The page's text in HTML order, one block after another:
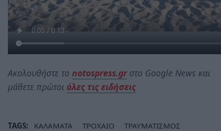
Ακολουθήστε το notospress.grστο Google News και
μάθετε πρώτοι όλες τις ειδήσεις
TAGS: ΚΑΛΑΜΑΤΑ ΤΡΟΧΑΙΟ
ΤΡΑΥΜΑΤΙΣΜΟΣ